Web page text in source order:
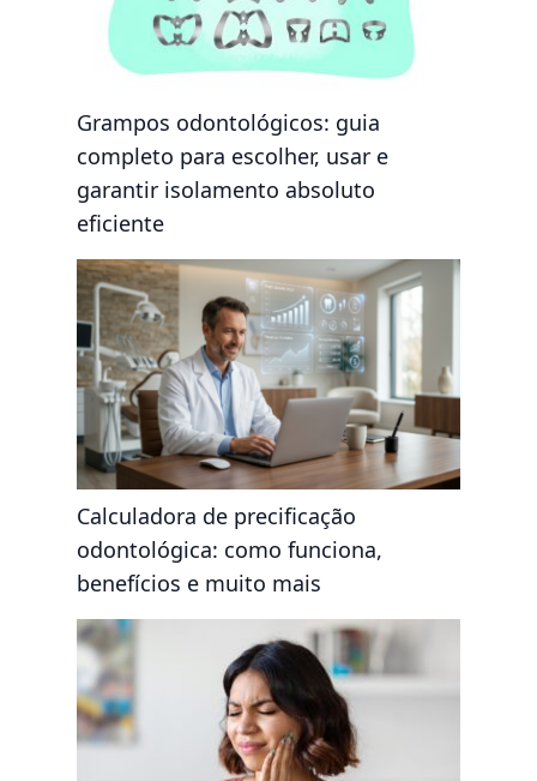
Grampos odontológicos: guia
completo para escolher, usar e
garantir isolamento absoluto
eficiente
Calculadora de precificação
odontológica: como funciona,
benefícios e muito mais